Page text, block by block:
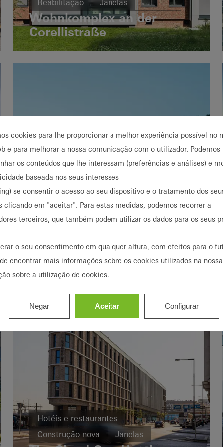
Reabilitação
Janelas
Portas de correr
Germany
Wohnkomplex an der
Corellistraße
Habitação particular
Construção nova
Portas de correr
Portas
Janelas
Germany
Private Home Paderborn
Hotéis e restaurantes
Construção nova
Janelas
cookies para lhe proporcionar a melhor experiência possível no
e para melhorar a nossa comunicação com o utilizador. Podemos
os conteúdos que lhe interessam (preferências e análises) e
baseada nos seus interesses
se consentir o acesso ao seu dispositivo e o tratamento dos
clicando em "aceitar". Para estas medidas, podemos recorrer a
terceiros, que também podem utilizar os dados para os seus
o seu consentimento em qualquer altura, com efeitos para o
encontrar mais informações sobre os cookies utilizados na nossa
sobre a utilização de cookies.
Negar Aceitar Configurar